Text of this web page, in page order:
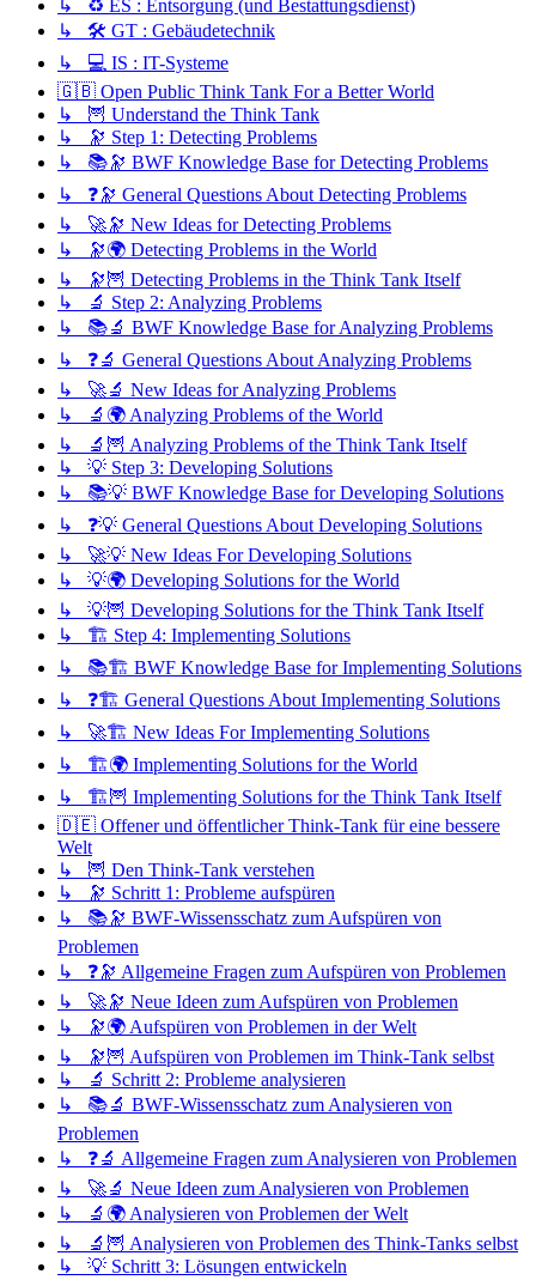
↳ ♻️ ES : Entsorgung (und Bestattungsdienst)
↳ 🛠️ GT : Gebäudetechnik
↳ 💻 IS : IT-Systeme
🇬🇧 Open Public Think Tank For a Better World
↳ 🦉 Understand the Think Tank
↳ 🔭 Step 1: Detecting Problems
↳ 📚🔭 BWF Knowledge Base for Detecting Problems
↳ ❓🔭 General Questions About Detecting Problems
↳ 🚀🔭 New Ideas for Detecting Problems
↳ 🔭🌍 Detecting Problems in the World
↳ 🔭🦉 Detecting Problems in the Think Tank Itself
↳ 🔬 Step 2: Analyzing Problems
↳ 📚🔬 BWF Knowledge Base for Analyzing Problems
↳ ❓🔬 General Questions About Analyzing Problems
↳ 🚀🔬 New Ideas for Analyzing Problems
↳ 🔬🌍 Analyzing Problems of the World
↳ 🔬🦉 Analyzing Problems of the Think Tank Itself
↳ 💡 Step 3: Developing Solutions
↳ 📚💡 BWF Knowledge Base for Developing Solutions
↳ ❓💡 General Questions About Developing Solutions
↳ 🚀💡 New Ideas For Developing Solutions
↳ 💡🌍 Developing Solutions for the World
↳ 💡🦉 Developing Solutions for the Think Tank Itself
↳ 🏗️ Step 4: Implementing Solutions
↳ 📚🏗️ BWF Knowledge Base for Implementing Solutions
↳ ❓🏗️ General Questions About Implementing Solutions
↳ 🚀🏗️ New Ideas For Implementing Solutions
↳ 🏗️🌍 Implementing Solutions for the World
↳ 🏗️🦉 Implementing Solutions for the Think Tank Itself
🇩🇪 Offener und öffentlicher Think-Tank für eine bessere
Welt
↳ 🦉 Den Think-Tank verstehen
↳ 🔭 Schritt 1: Probleme aufspüren
↳ 📚🔭 BWF-Wissensschatz zum Aufspüren von
Problemen
↳ ❓🔭 Allgemeine Fragen zum Aufspüren von Problemen
↳ 🚀🔭 Neue Ideen zum Aufspüren von Problemen
↳ 🔭🌍 Aufspüren von Problemen in der Welt
↳ 🔭🦉 Aufspüren von Problemen im Think-Tank selbst
↳ 🔬 Schritt 2: Probleme analysieren
↳ 📚🔬 BWF-Wissensschatz zum Analysieren von
Problemen
↳ ❓🔬 Allgemeine Fragen zum Analysieren von Problemen
↳ 🚀🔬 Neue Ideen zum Analysieren von Problemen
↳ 🔬🌍 Analysieren von Problemen der Welt
↳ 🔬🦉 Analysieren von Problemen des Think-Tanks selbst
↳ 💡 Schritt 3: Lösungen entwickeln